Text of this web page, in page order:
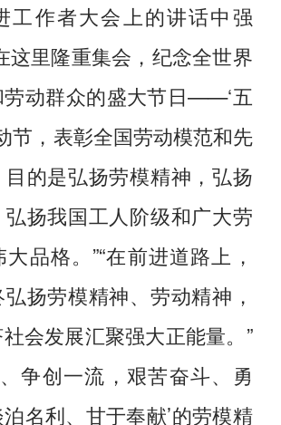
工作者大会上的讲话中强
这里隆重集会，纪念全世界
劳动群众的盛大节日——‘五
节，表彰全国劳动模范和先
的是弘扬劳模精神，弘扬
扬我国工人阶级和广大劳
品格。”“在前进道路上，
扬劳模精神、劳动精神，
会发展汇聚强大正能量。”
、争创一流，艰苦奋斗、勇
名利、甘于奉献’的劳模精